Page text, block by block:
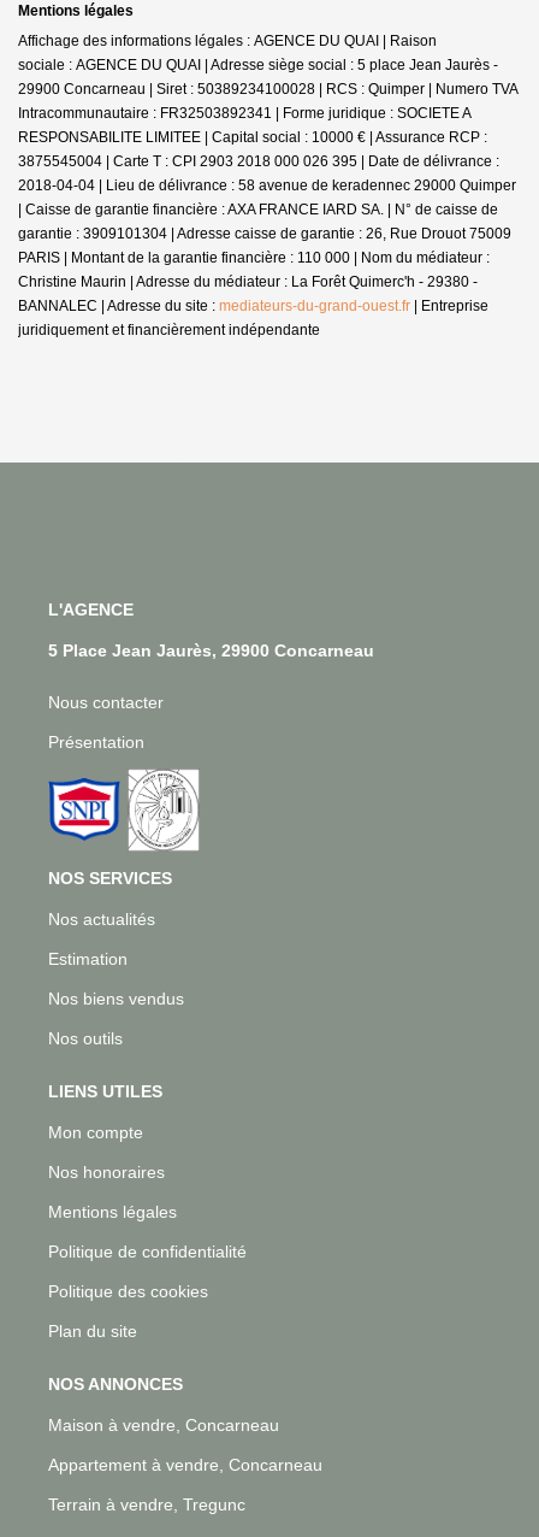
Mentions légales
Affichage des informations légales : AGENCE DU QUAI | Raison
sociale : AGENCE DU QUAI | Adresse siège social : 5 place Jean Jaurès -
29900 Concarneau | Siret : 50389234100028 | RCS : Quimper | Numero TVA
Intracommunautaire : FR32503892341 | Forme juridique : SOCIETE A
RESPONSABILITE LIMITEE | Capital social : 10000 € | Assurance RCP :
3875545004 | Carte T : CPI 2903 2018 000 026 395 | Date de délivrance :
2018-04-04 | Lieu de délivrance : 58 avenue de keradennec 29000 Quimper
| Caisse de garantie financière : AXA FRANCE IARD SA. | N° de caisse de
garantie : 3909101304 | Adresse caisse de garantie : 26, Rue Drouot 75009
PARIS | Montant de la garantie financière : 110 000 | Nom du médiateur :
Christine Maurin | Adresse du médiateur : La Forêt Quimerc'h - 29380 -
BANNALEC | Adresse du site : mediateurs-du-grand-ouest.fr | Entreprise
juridiquement et financièrement indépendante
L'AGENCE
5 Place Jean Jaurès, 29900 Concarneau
Nous contacter
Présentation
NOS SERVICES
Nos actualités
Estimation
Nos biens vendus
Nos outils
LIENS UTILES
Mon compte
Nos honoraires
Mentions légales
Politique de confidentialité
Politique des cookies
Plan du site
NOS ANNONCES
Maison à vendre, Concarneau
Appartement à vendre, Concarneau
Terrain à vendre, Tregunc